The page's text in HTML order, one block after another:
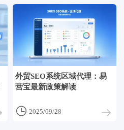
外贸SEO系统区域代理：易
营宝最新政策解读
 2025/09/28